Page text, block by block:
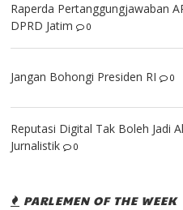
Raperda Pertanggungjawaban
DPRD Jatim
0
Jangan Bohongi Presiden RI 0
Reputasi Digital Tak Boleh Jadi
Jurnalistik
0
PARLEMEN OF THE WEEK